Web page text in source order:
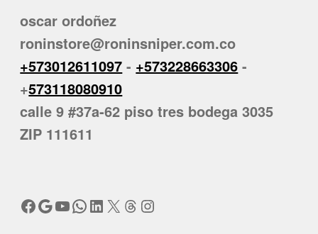
oscar ordoñez
roninstore@roninsniper.com.co
+573012611097 - +573228663306 -
+573118080910
calle 9 #37a-62 piso tres bodega 3035
ZIP 111611
Facebook
Google
YouTube
WhatsApp
LinkedIn
X Threads
Instagram